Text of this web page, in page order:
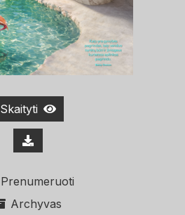
Skaityti
Prenumeruoti
Archyvas